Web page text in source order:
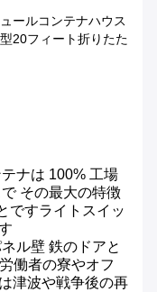
ールコンテナハウス
20フィート折りたた
ナは 100% 工場
その最大の特徴
ですライトスイッ
ル壁 鉄のドアと
働者の寮やオフ
津波や戦争後の再